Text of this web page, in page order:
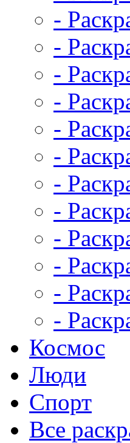
-
-
-
-
-
-
-
-
-
-
-
-
Космос
Люди
Спорт
Все